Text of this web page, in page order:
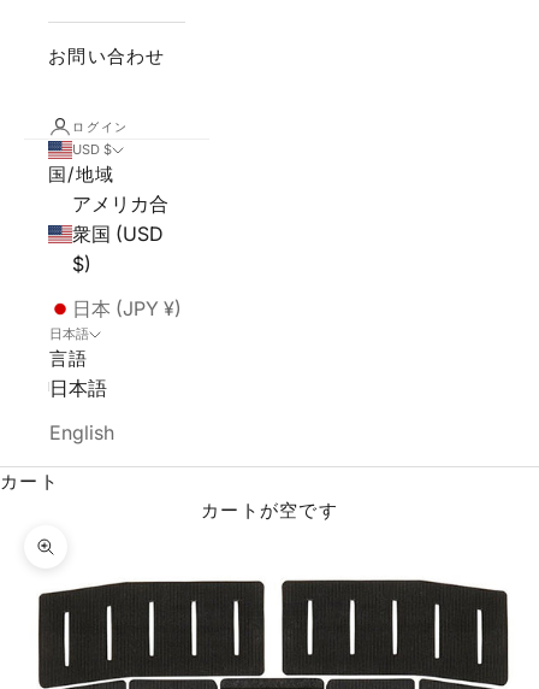
お問い合わせ
ログイン
USD $
国/地域
アメリカ合
衆国 (USD
$)
日本 (JPY ¥)
日本語
言語
日本語
English
カート
カートが空です
ズームイン